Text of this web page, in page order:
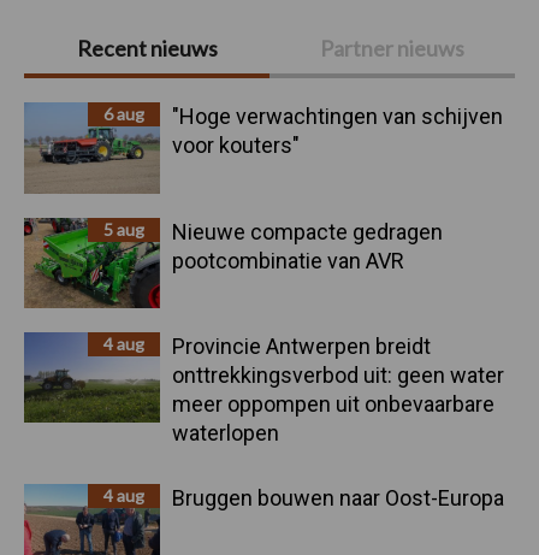
Primaire
Sidebar
Recent nieuws Partner nieuws
6 aug
"Hoge verwachtingen van schijven
voor kouters"
5 aug
Nieuwe compacte gedragen
pootcombinatie van AVR
4 aug
Provincie Antwerpen breidt
onttrekkingsverbod uit: geen water
meer oppompen uit onbevaarbare
waterlopen
4 aug Bruggen bouwen naar Oost-Europa